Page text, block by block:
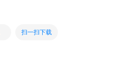
扫一扫下载